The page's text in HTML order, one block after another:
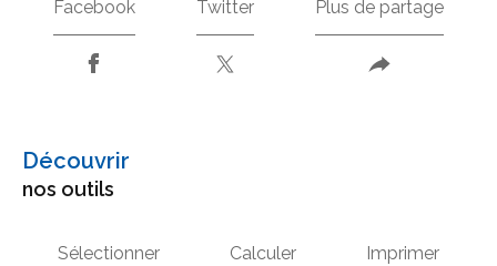
Facebook Twitter Plus de partage
découvrir
nos outils
Sélectionner Calculer Imprimer